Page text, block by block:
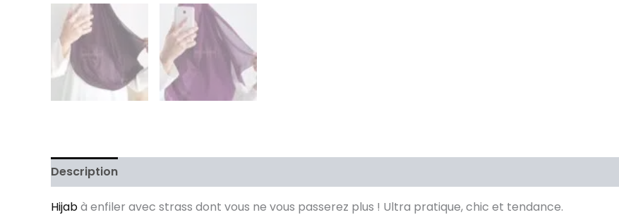
Description
Hijabà enfiler avec strass dont vous ne vous passerez plus ! Ultra pratique, chic et tendance.